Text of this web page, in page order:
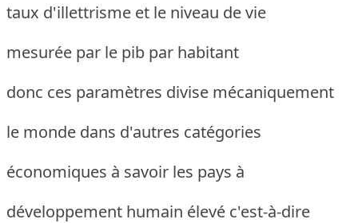
taux d'illettrisme et le niveau de vie
mesurée par le pib par habitant
donc ces paramètres divise mécaniquement
le monde dans d'autres catégories
économiques à savoir les pays à
développement humain élevé c'est-à-dire